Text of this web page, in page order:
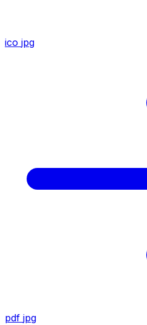
ico jpg
pdf jpg